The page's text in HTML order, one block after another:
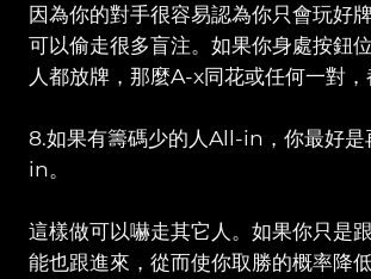
因為你的對手很容易認為你只會玩好
可以偷走很多盲注。如果你身處按鈕
人都放牌，那麼A-x同花或任何一對
8.如果有籌碼少的人All-in，你最好
in。
這樣做可以嚇走其它人。如果你只是
能也跟進來，從而使你取勝的概率降